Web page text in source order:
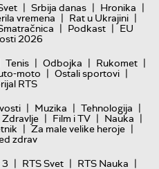
| Srbija danas | Hronika |
vremena | Rat u Ukrajini |
| Podkast | EU
2026
Tenis | Odbojka | Rukomet |
moto | Ostali sportovi |
RTS
| Muzika | Tehnologija |
Zdravlje | Film i TV | Nauka |
| Za male velike heroje |
zdrav
3 | RTS Svet | RTS Nauka |